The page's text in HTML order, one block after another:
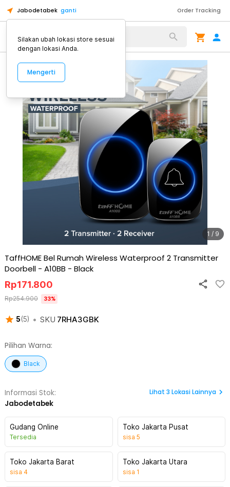
Jabodetabek ganti Order Tracking
Alat Kopi
1 / 9
TaffHOME Bel Rumah Wireless Waterproof 2 Transmitter
Doorbell - A10BB - Black
5(5) • SKU 7RHA3GBK
Rp171.800
Rp254.900 33%
Pilihan Warna:
Black
Informasi Stok:
Jabodetabek
Lihat 3 Lokasi Lainnya
Gudang Online
Tersedia
Toko Jakarta Pusat
sisa 5
Toko Jakarta Barat
sisa 4
Toko Jakarta Utara
sisa 1
Silakan ubah lokasi store sesuai
dengan lokasi Anda.
Mengerti